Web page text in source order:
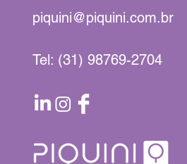
piquini@piquini.com.br
Tel: (31) 98769-2704